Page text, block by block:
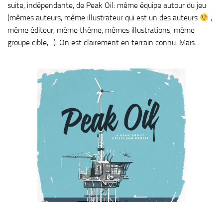
suite, indépendante, de Peak Oil: même équipe autour du jeu
(mêmes auteurs, même illustrateur qui est un des auteurs
,
même éditeur, même thème, mêmes illustrations, même
groupe cible,…). On est clairement en terrain connu. Mais...